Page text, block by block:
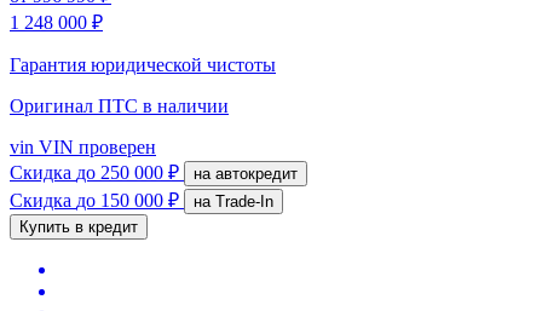
1 248 000 ₽
Гарантия юридической чистоты
Оригинал ПТС в наличии
vin VIN проверен
Скидка до 250 000 ₽ на автокредит
Скидка до 150 000 ₽
на Trade-In
Купить в кредит